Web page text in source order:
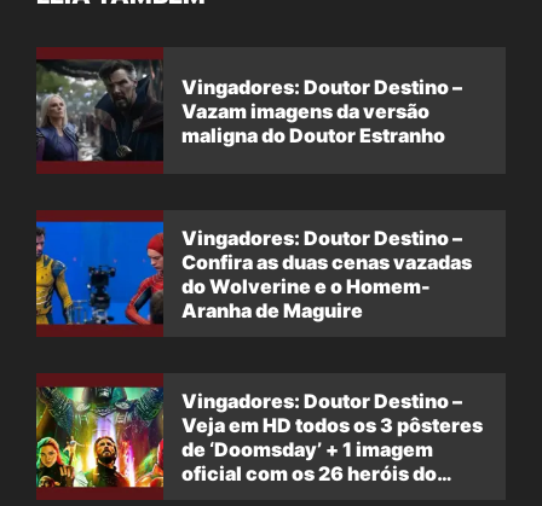
Vingadores: Doutor Destino –
Vazam imagens da versão
maligna do Doutor Estranho
Vingadores: Doutor Destino –
Confira as duas cenas vazadas
do Wolverine e o Homem-
Aranha de Maguire
Vingadores: Doutor Destino –
Veja em HD todos os 3 pôsteres
de ‘Doomsday’ + 1 imagem
oficial com os 26 heróis do